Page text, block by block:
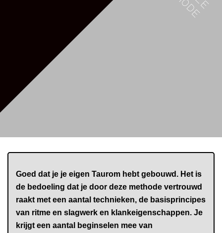
e
od
e
Goed dat je je eigen Taurom hebt gebouwd. Het is
de bedoeling dat je door deze methode vertrouwd
raakt met een aantal technieken, de basisprincipes
van ritme en slagwerk en klankeigenschappen. Je
krijgt een aantal beginselen mee van